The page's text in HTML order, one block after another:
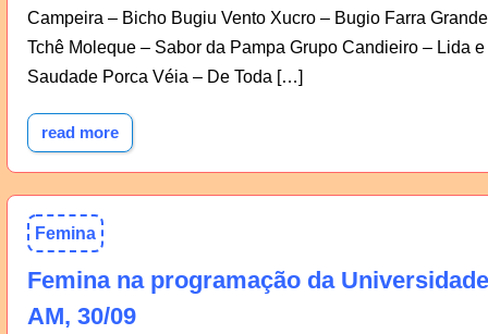
Campeira – Bicho Bugiu Vento Xucro – Bugio Farra Grande
Tchê Moleque – Sabor da Pampa Grupo Candieiro – Lida e
Saudade Porca Véia – De Toda […]
read more
Femina
Femina na programação da Universidade
AM, 30/09